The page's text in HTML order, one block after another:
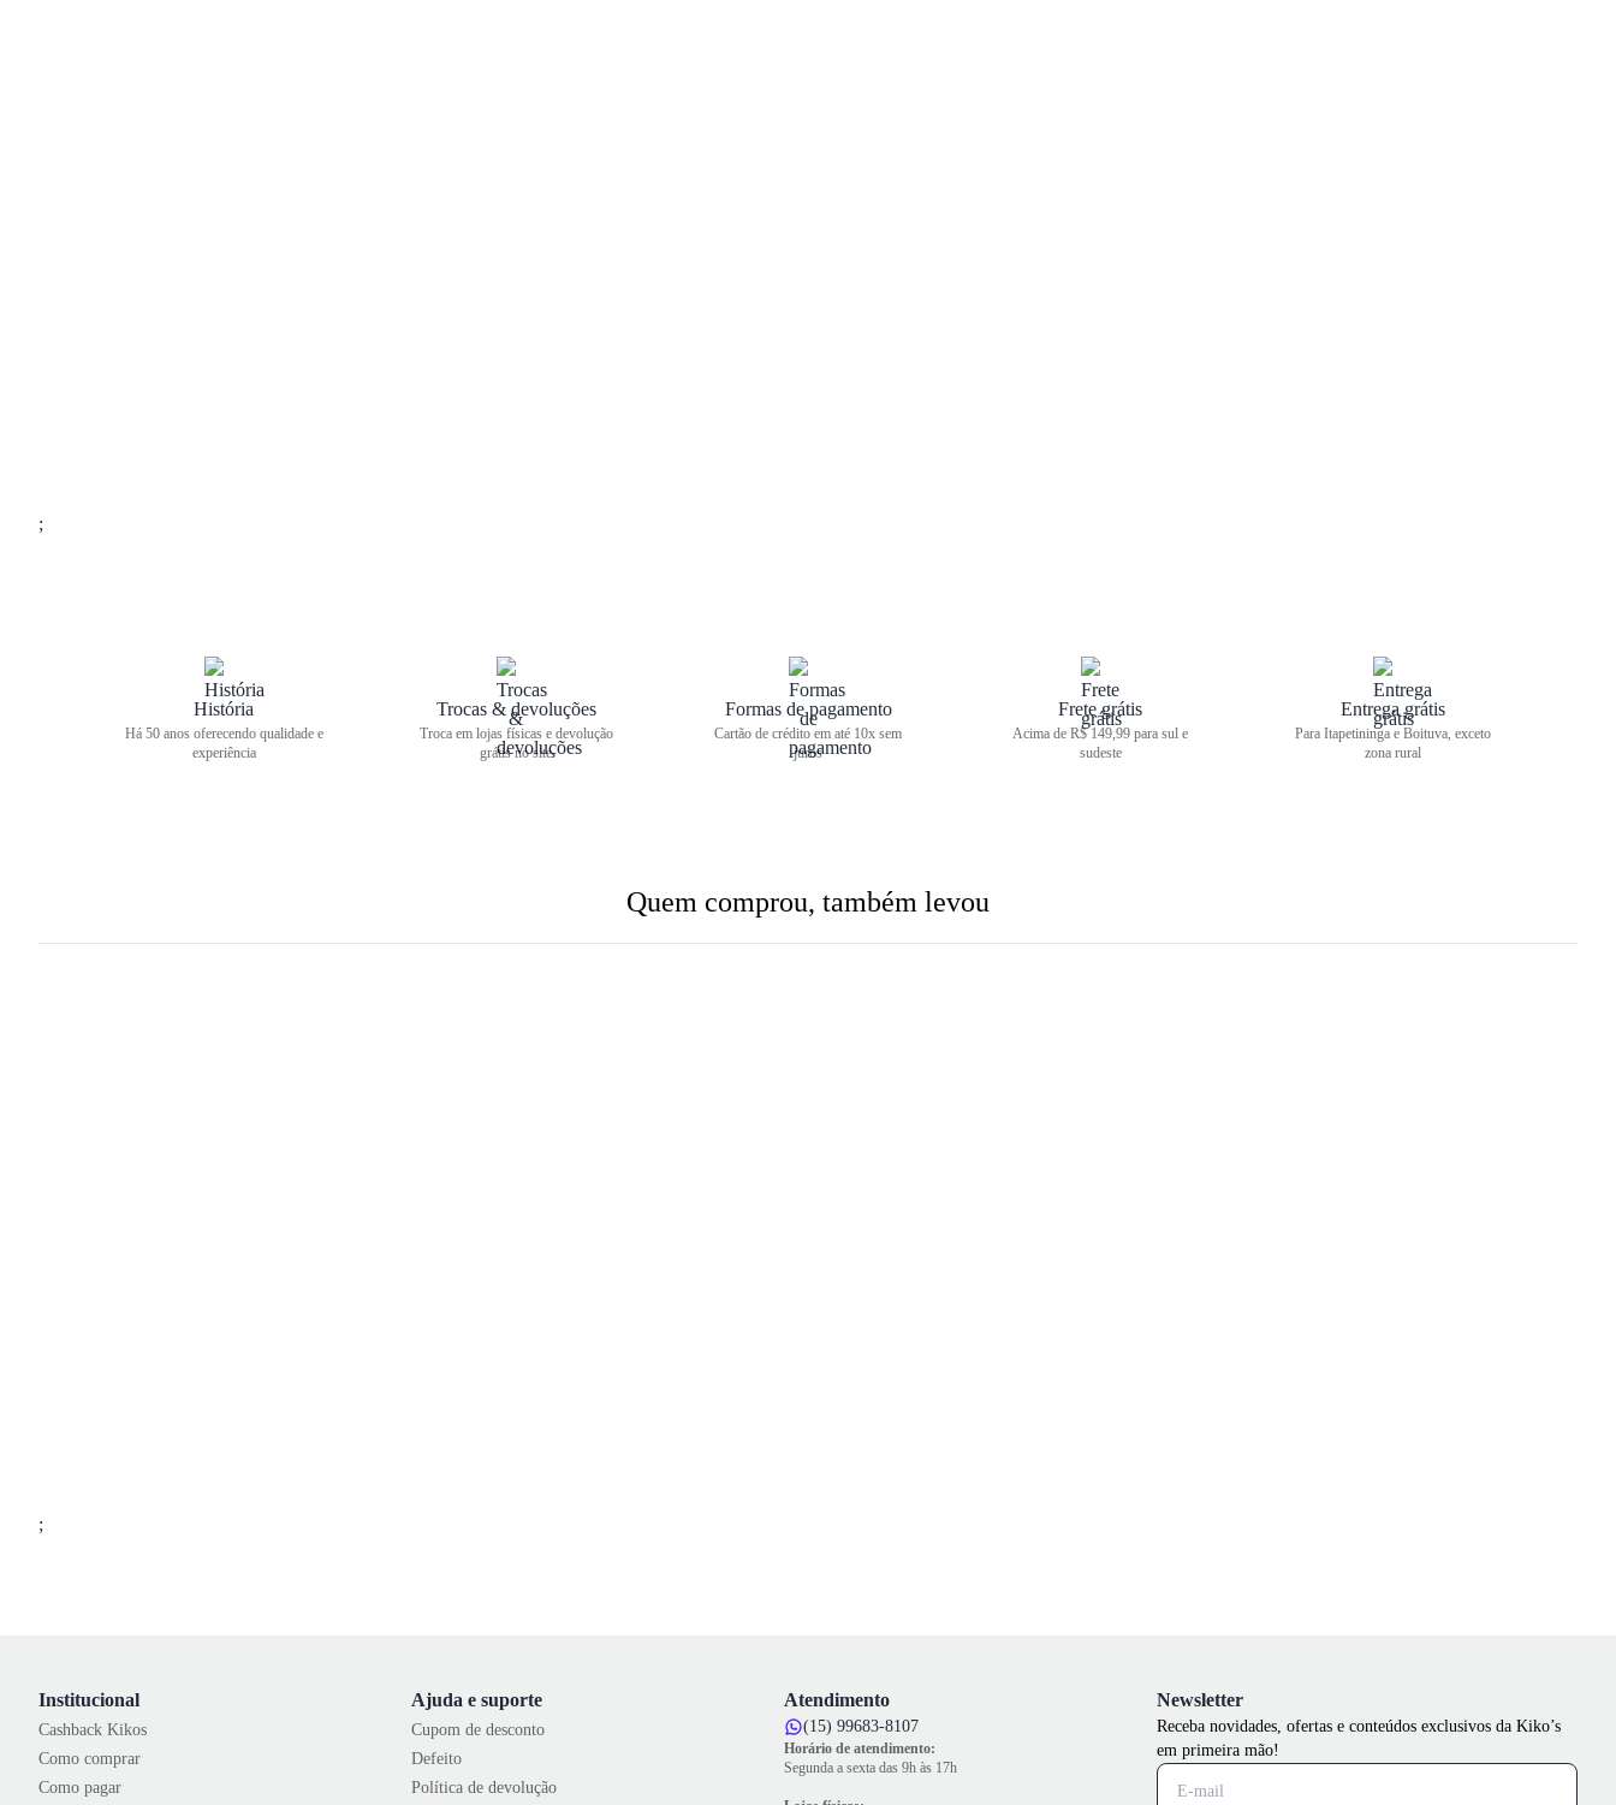
;
História
Há 50 anos oferecendo qualidade e
experiência
Trocas & devoluções
Troca em lojas físicas e devolução
grátis no site
Formas de pagamento
Cartão de crédito em até 10x sem
juros
Frete grátis
Acima de R$ 149,99 para sul e
sudeste
Entrega grátis
Para Itapetininga e Boituva, exceto
zona rural
Quem comprou, também levou
;
Institucional
Cashback Kikos
Como comprar
Como pagar
Ajuda e suporte
Cupom de desconto
Defeito
Política de devolução
Atendimento
(15) 99683-8107
Horário de atendimento:
Segunda a sexta das 9h às 17h
Newsletter
Receba novidades, ofertas e conteúdos exclusivos da Kiko’s
em primeira mão!